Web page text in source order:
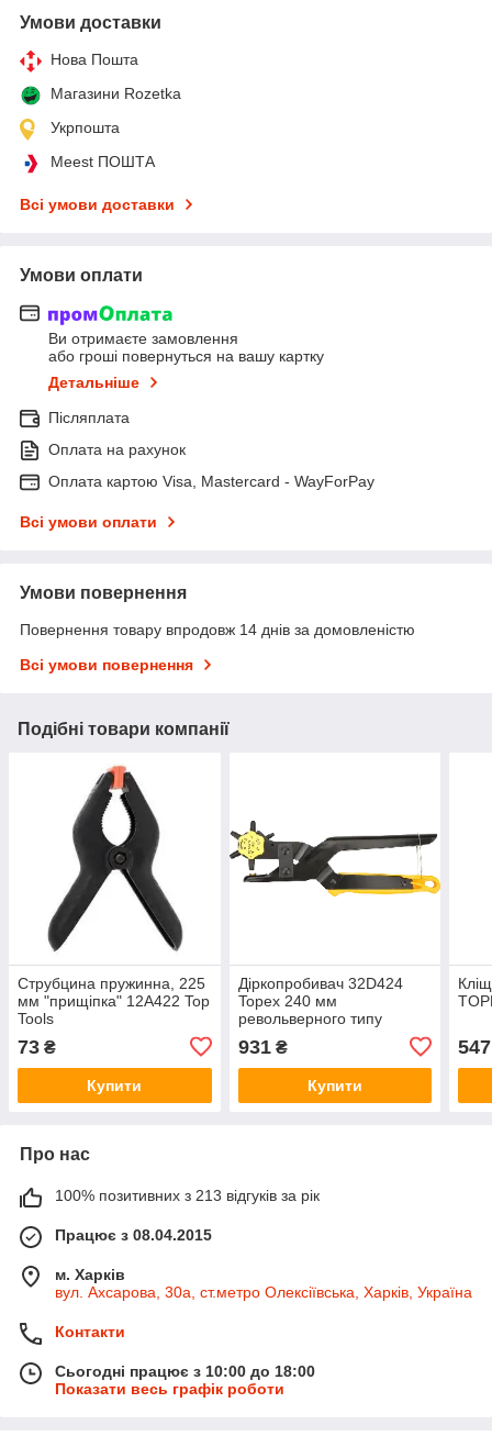
Умови доставки
Нова Пошта
Магазини Rozetka
Укрпошта
Meest ПОШТА
Всі умови доставки
Умови оплати
Ви отримаєте замовлення
або гроші повернуться на вашу картку
Детальніше
Післяплата
Оплата на рахунок
Оплата картою Visa, Mastercard - WayForPay
Всі умови оплати
Умови повернення
Повернення товару впродовж 14 днів за домовленістю
Всі умови повернення
Подібні товари компанії
Струбцина пружинна, 225
мм "прищіпка" 12A422 Top
Tools
73 ₴
Купити
Діркопробивач 32D424
Topex 240 мм
револьверного типу
931₴
Купити
547
Про нас
100% позитивних з 213 відгуків за рік
Працює з 08.04.2015
м. Харків
вул. Ахсарова, 30а, ст.метро Олексіївська, Харків, Україна
Контакти
Сьогодні працює з 10:00 до 18:00
Показати весь графік роботи